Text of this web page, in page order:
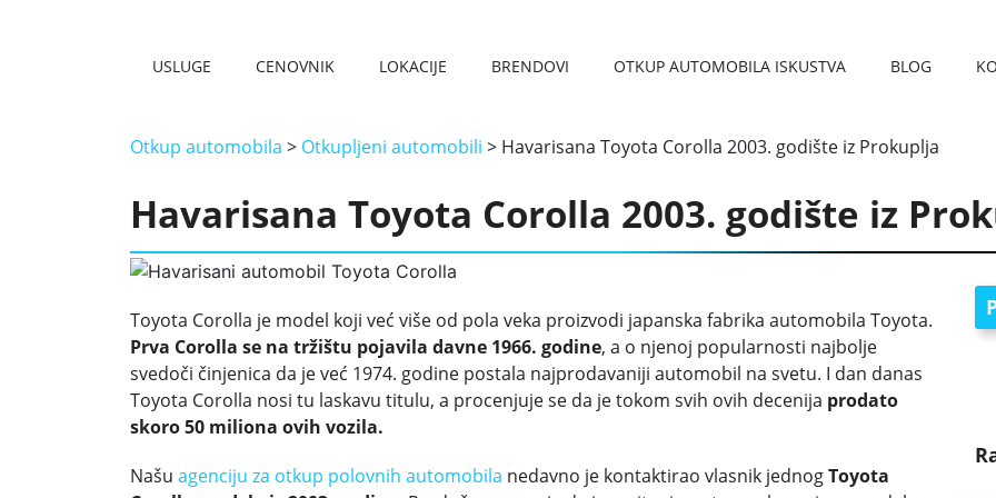
USLUGE CENOVNIK LOKACIJE BRENDOVI OTKUP AUTOMOBILA ISKUSTVA BLOG
Otkup automobila > Otkupljeni automobili > Havarisana Toyota Corolla 2003. godište iz Prokuplja
Havarisana Toyota Corolla 2003. godište iz
Toyota Corolla je model koji već više od pola veka proizvodi japanska fabrika automobila Toyota.
Prva Corolla se na tržištu pojavila davne 1966. godine, a o njenoj popularnosti najbolje
svedoči činjenica da je već 1974. godine postala najprodavaniji automobil na svetu. I dan danas
Toyota Corolla nosi tu laskavu titulu, a procenjuje se da je tokom svih ovih decenija prodato
skoro 50 miliona ovih vozila.
Našu agenciju za otkup polovnih automobila nedavno je kontaktirao vlasnik jednogToyota